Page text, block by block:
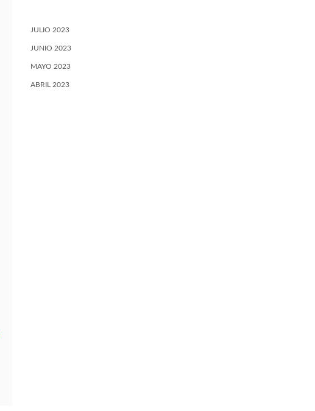
JULIO 2023
JUNIO 2023
MAYO 2023
ABRIL 2023